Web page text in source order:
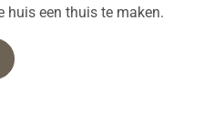
huis een thuis te maken.